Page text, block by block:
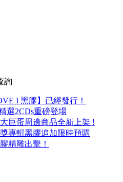
詢
I 黑膠】已經發行！
選2CDs重磅登場
巨蛋周邊商品全新上架 !
專輯黑膠追加限時預購
精雕出擊！